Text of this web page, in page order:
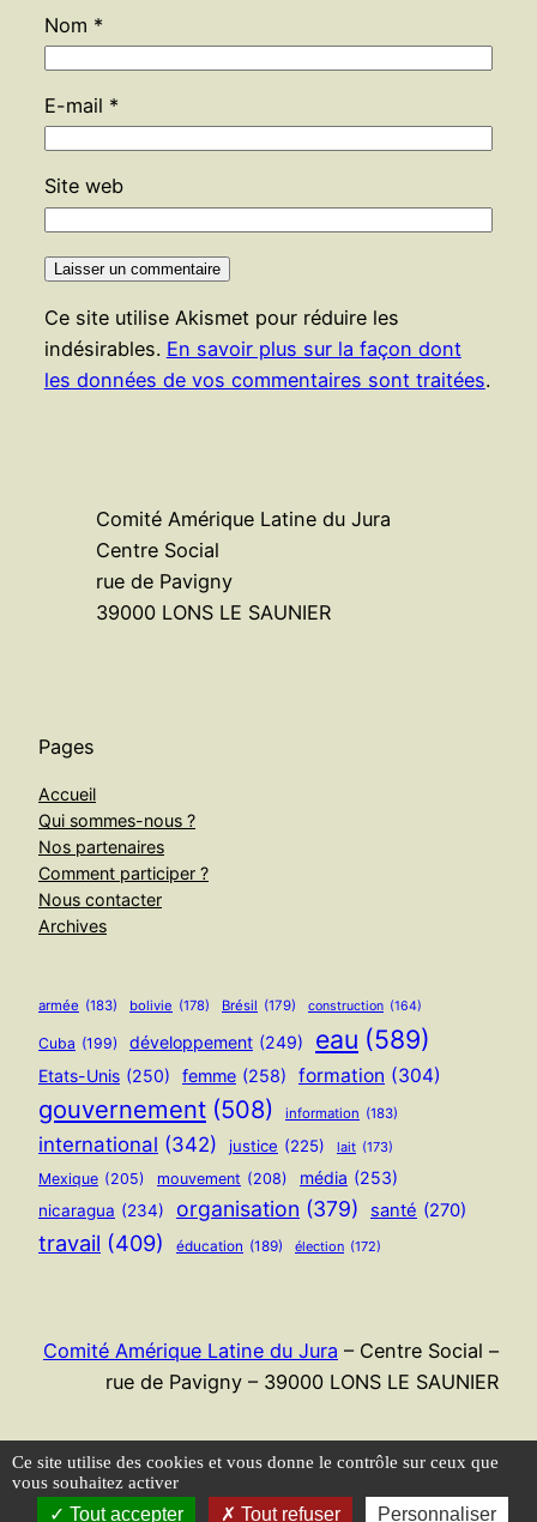
Nom *
E-mail *
Site web
Ce site utilise Akismet pour réduire les
indésirables. En savoir plus sur la façon dont
les données de vos commentaires sont traitées.
Comité Amérique Latine du Jura
Centre Social
rue de Pavigny
39000 LONS LE SAUNIER
Pages
Accueil
Qui sommes-nous ?
Nos partenaires
Comment participer ?
Nous contacter
Archives
armée (183) bolivie (178) Brésil (179) construction (164)
Cuba (199) développement (249) eau (589)
Etats-Unis (250) femme (258) formation (304)
gouvernement (508) information (183)
international (342) justice (225) lait (173)
Mexique (205) mouvement (208) média (253)
nicaragua (234) organisation (379) santé (270)
travail (409) éducation (189) élection (172)
Comité Amérique Latine du Jura – Centre Social –
rue de Pavigny – 39000 LONS LE SAUNIER
Flux RSS
Ce site utilise des cookies et vous donne le contrôle sur ceux que
vous souhaitez activer
Tout accepter Tout refuser Personnaliser